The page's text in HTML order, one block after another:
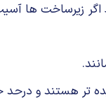
اگر زیرساخت ها
تر هستند و